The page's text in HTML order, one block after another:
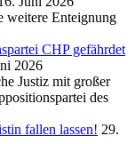
weitere Enteignung
CHP gefährdet
2026
Justiz mit großer
des
fallen lassen! 29.